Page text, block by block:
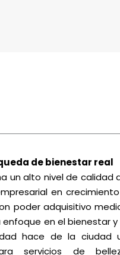
de bienestar real
un alto nivel de calidad
en
poder adquisitivo
enfoque en el bienestar y
hace de la ciudad
servicios de